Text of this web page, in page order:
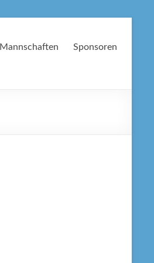
Mannschaften Sponsoren